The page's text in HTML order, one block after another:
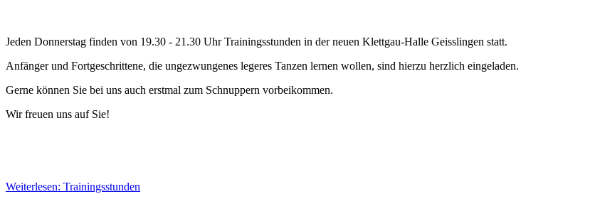
Jeden Donnerstag finden von 19.30 - 21.30 Uhr Trainingsstunden in der neuen Klettgau-Halle Geisslingen statt.
Anfänger und Fortgeschrittene, die ungezwungenes legeres Tanzen lernen wollen, sind hierzu herzlich eingeladen.
Gerne können Sie bei uns auch erstmal zum Schnuppern vorbeikommen.
Wir freuen uns auf Sie!
Weiterlesen: Trainingsstunden